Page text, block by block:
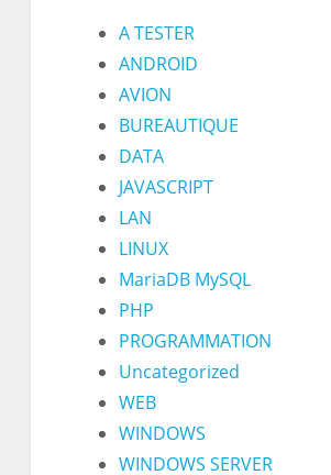
A TESTER
ANDROID
AVION
BUREAUTIQUE
DATA
JAVASCRIPT
LAN
LINUX
MariaDB MySQL
PHP
PROGRAMMATION
Uncategorized
WEB
WINDOWS
WINDOWS SERVER